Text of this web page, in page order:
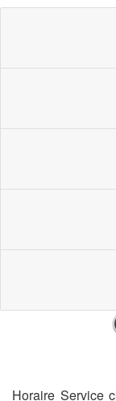
Horaire Service